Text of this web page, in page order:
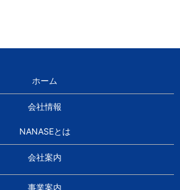
ホーム
会社情報
NANASEとは
会社案内
事業案内